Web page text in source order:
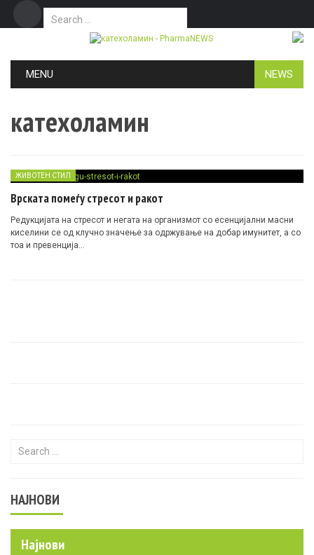
Search for:
MENU NEWS
катехоламин
ЖИВОТЕН СТИЛ
Врската помеѓу стресот и ракот
Редукцијата на стресот и негата на организмот со есенцијални масни
киселини се од клучно значење за одржување на добар имунитет, а со
тоа и превенција…
Search for:
НАЈНОВИ
Најнови